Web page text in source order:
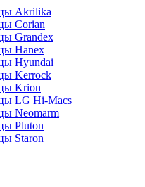
Akrilika
Corian
Grandex
Hanex
Hyundai
Kerrock
Krion
LG Hi-Macs
Neomarm
Pluton
Staron